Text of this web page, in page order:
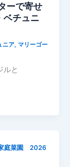
ーで寄せ
ベチュニ
ニア, マリーゴー
ルと
庭菜園 2026